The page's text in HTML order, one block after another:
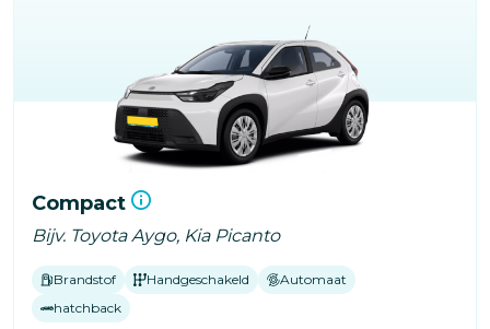
Compact
Bijv. Toyota Aygo, Kia Picanto
Brandstof Handgeschakeld
Automaat
hatchback